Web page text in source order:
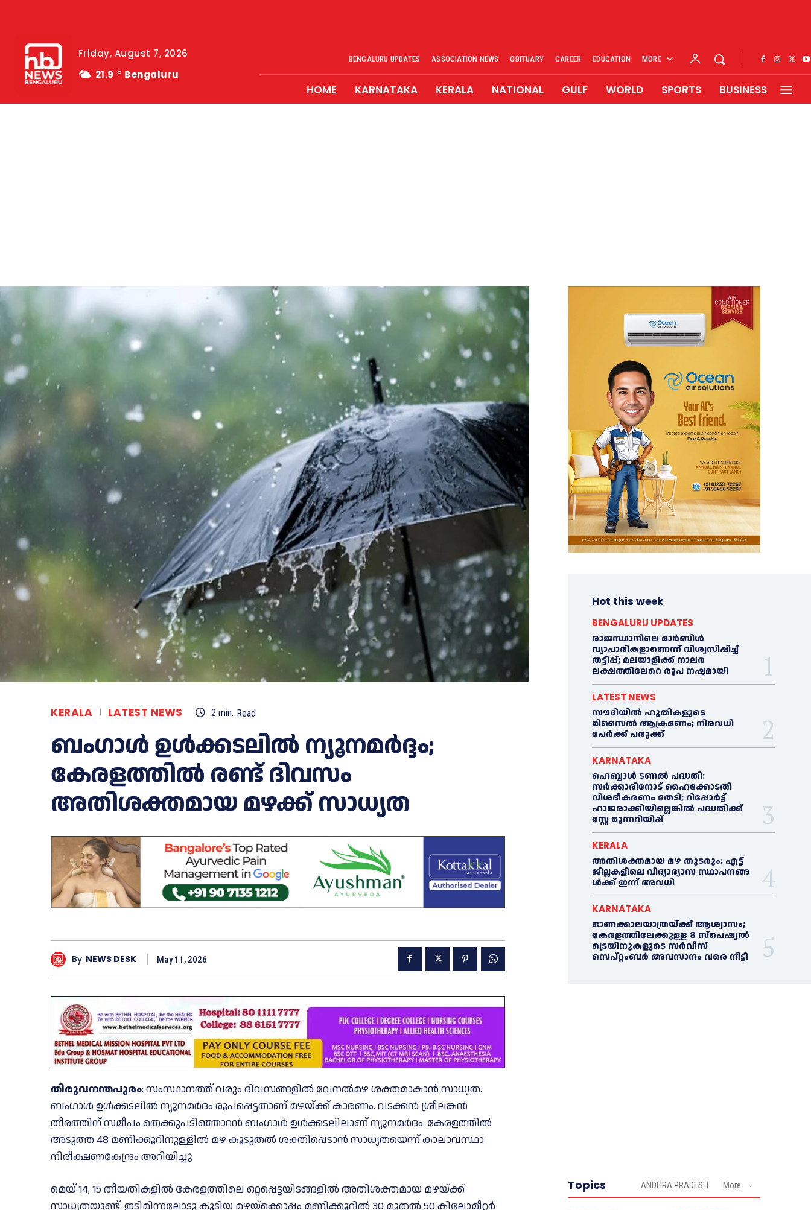
Friday, August 7, 2026
21.9
C Bengaluru
BENGALURU UPDATES ASSOCIATION NEWS OBITUARY CAREER EDUCATION MORE
HOME KARNATAKA KERALA NATIONAL GULF WORLD SPORTS BUSINESS
KERALA LATEST NEWS 2 min. Read
ബംഗാള്‍ ഉള്‍ക്കടലില്‍ ന്യൂനമര്‍ദ്ദം;
കേരളത്തിൽ രണ്ട് ദിവസം
അതിശക്തമായ മഴക്ക് സാധ്യത
By NEWS DESK May 11, 2026
തിരുവനന്തപുരം: സംസ്ഥാനത്ത് വരും ദിവസങ്ങളിൽ വേനൽമഴ ശക്തമാകാൻ സാധ്യത.
ബംഗാൾ ഉൾക്കടലിൽ ന്യൂനമർദം രൂപപ്പെട്ടതാണ് മഴയ്ക്ക് കാരണം. വടക്കൻ ശ്രീലങ്കൻ
തീരത്തിന് സമീപം തെക്കുപടിഞ്ഞാറൻ ബംഗാൾ ഉൾക്കടലിലാണ് ന്യൂനമർദം. കേരളത്തിൽ
അടുത്ത 48 മണിക്കൂറിനുള്ളിൽ മഴ കൂടുതൽ ശക്തിപ്പെടാൻ സാധ്യതയെന്ന് കാലാവസ്ഥാ
നിരീക്ഷണകേന്ദ്രം അറിയിച്ചു
മെയ് 14, 15 തീയതികളില്‍ കേരളത്തിലെ ഒറ്റപ്പെട്ടയിടങ്ങളില്‍ അതിശക്തമായ മഴയ്‌ക്ക്
സാധ്യതയുണ്ട്. ഇടിമിന്നലോടു കൂടിയ മഴയ്‌ക്കൊപ്പം മണിക്കൂറില്‍ 30 മുതല്‍ 50 കിലോമീറ്റര്‍
Hot this week
BENGALURU UPDATES
രാജസ്ഥാനിലെ മാർബിൾ
വ്യാപാരികളാണെന്ന് വിശ്വസിപ്പിച്ച്
തട്ടിപ്പ്; മലയാളിക്ക് നാലര
ലക്ഷത്തിലേറെ രൂപ നഷ്ടമായി
LATEST NEWS
സൗദിയിൽ ഹൂതികളുടെ
മിസൈൽ ആക്രമണം; നിരവധി
പേർക്ക് പരുക്ക്
KARNATAKA
ഹെബ്ബാൾ ടണൽ പദ്ധതി:
സർക്കാരിനോട് ഹൈക്കോടതി
വിശദീകരണം തേടി; റിപ്പോർട്ട്
ഹാജരാക്കിയില്ലെങ്കിൽ പദ്ധതിക്ക്
സ്റ്റേ മുന്നറിയിപ്പ്
KERALA
അതിശക്തമായ മഴ തുടരും; എട്ട്
ജി​ല്ല​ക​ളി​ലെ വി​ദ്യാ​ഭ്യാ​സ സ്ഥാ​പ​ന​ങ്ങ​
ൾ​ക്ക് ഇ​ന്ന് അ​വ​ധി
KARNATAKA
ഓണക്കാലയാത്രയ്ക്ക് ആശ്വാസം;
കേരളത്തിലേക്കുള്ള 8 സ്പെഷ്യൽ
ട്രെയിനുകളുടെ സർവീസ്
സെപ്റ്റംബർ അവസാനം വരെ നീട്ടി
Topics ANDHRA PRADESH More